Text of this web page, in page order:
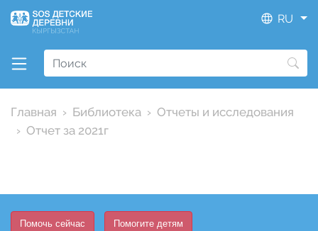
RU
Главная Библиотека
Отчеты и исследования
Отчет за 2021г
Помочь сейчас Помогите детям